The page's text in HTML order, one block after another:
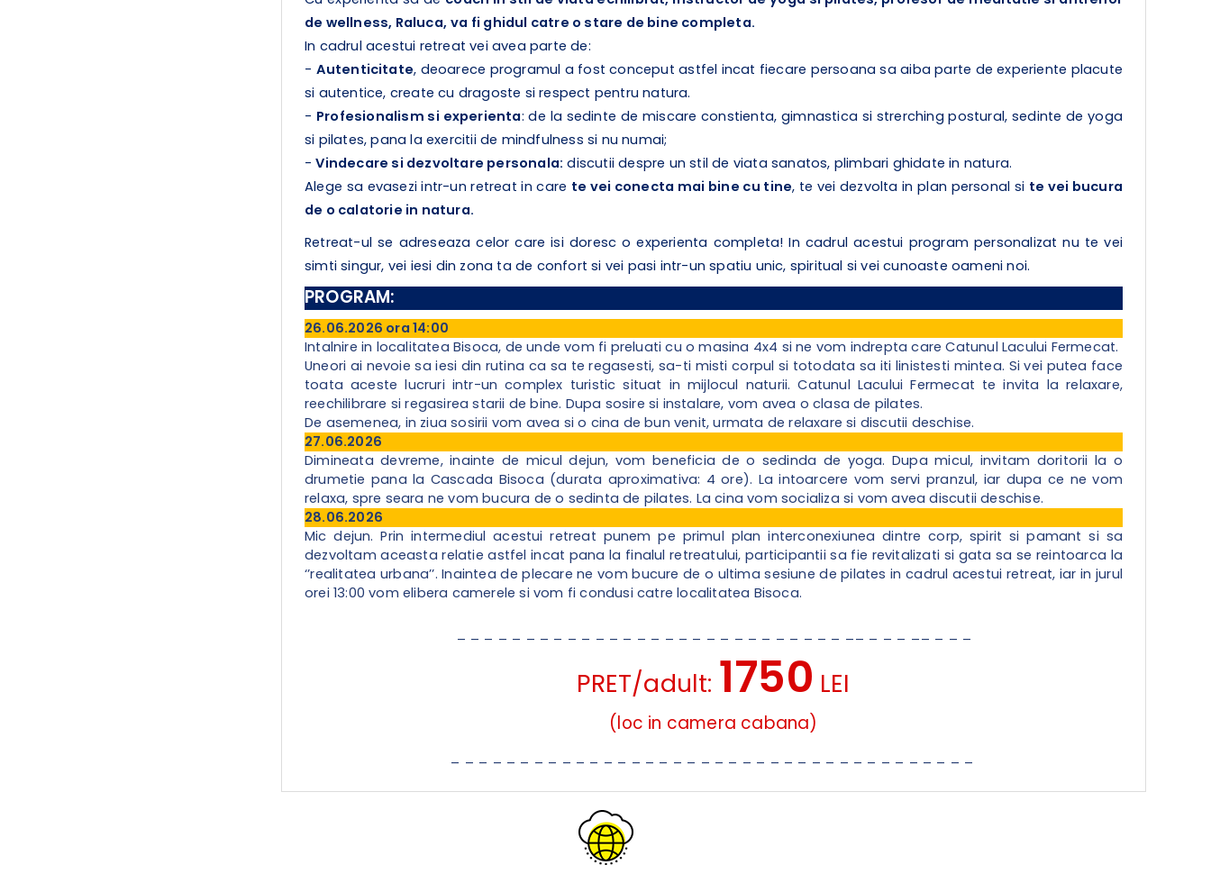
de wellness, Raluca, va fi ghidul catre o stare de bine completa.
In cadrul acestui retreat vei avea parte de:
- Autenticitate, deoarece programul a fost conceput astfel incat fiecare persoana sa aiba parte de experiente placute
si autentice, create cu dragoste si respect pentru natura.
- Profesionalism si experienta: de la sedinte de miscare constienta, gimnastica si strerching postural, sedinte de yoga
si pilates, pana la exercitii de mindfulness si nu numai;
-Vindecare si dezvoltare personala: discutii despre un stil de viata sanatos, plimbari ghidate in natura.
Alege sa evasezi intr-un retreat in care te vei conecta mai bine cu tine, te vei dezvolta in plan personal si te vei bucura
de o calatorie in natura.
Retreat-ul se adreseaza celor care isi doresc o experienta completa! In cadrul acestui program personalizat nu te vei
simti singur, vei iesi din zona ta de confort si vei pasi intr-un spatiu unic, spiritual si vei cunoaste oameni noi.
PROGRAM:
26.06.2026 ora 14:00
Intalnire in localitatea Bisoca, de unde vom fi preluati cu o masina 4x4 si ne vom indrepta care Catunul Lacului Fermecat.
Uneori ai nevoie sa iesi din rutina ca sa te regasesti, sa-ti misti corpul si totodata sa iti linistesti mintea. Si vei putea face
toata aceste lucruri intr-un complex turistic situat in mijlocul naturii. Catunul Lacului Fermecat te invita la relaxare,
reechilibrare si regasirea starii de bine. Dupa sosire si instalare, vom avea o clasa de pilates.
De asemenea, in ziua sosirii vom avea si o cina de bun venit, urmata de relaxare si discutii deschise.
27.06.2026
Dimineata devreme, inainte de micul dejun, vom beneficia de o sedinda de yoga. Dupa micul, invitam doritorii la o
drumetie pana la Cascada Bisoca (durata aproximativa: 4 ore). La intoarcere vom servi pranzul, iar dupa ce ne vom
relaxa, spre seara ne vom bucura de o sedinta de pilates. La cina vom socializa si vom avea discutii deschise.
28.06.2026
Mic dejun. Prin intermediul acestui retreat punem pe primul plan interconexiunea dintre corp, spirit si pamant si sa
dezvoltam aceasta relatie astfel incat pana la finalul retreatului, participantii sa fie revitalizati si gata sa se reintoarca la
‘’realitatea urbana’’. Inaintea de plecare ne vom bucure de o ultima sesiune de pilates in cadrul acestui retreat, iar in jurul
orei 13:00 vom elibera camerele si vom fi condusi catre localitatea Bisoca.
PRET/adult: 1750 LEI
(loc in camera cabana)